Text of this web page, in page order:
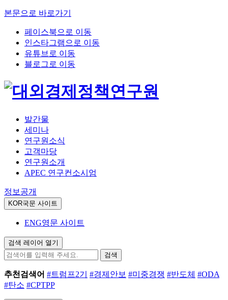
본문으로 바로가기
페이스북으로 이동
인스타그램으로 이동
유튜브로 이동
블로그로 이동
발간물
세미나
연구원소식
고객마당
연구원소개
APEC 연구컨소시엄
정보공개
KOR국문 사이트
ENG영문 사이트
검색 레이어 열기
검색
추천검색어 #트럼프2기 #경제안보 #미중경쟁 #반도체 #ODA
#탄소 #CPTPP